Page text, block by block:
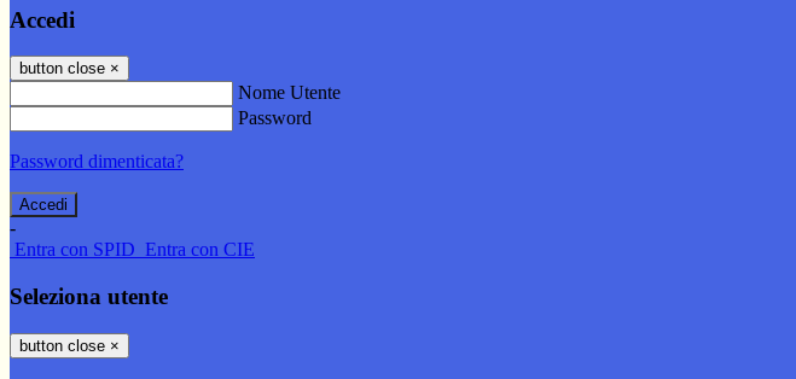
Accedi
button close ×
Nome Utente
Password
Password dimenticata?
-
Entra con SPID Entra con CIE
Seleziona utente
button close ×